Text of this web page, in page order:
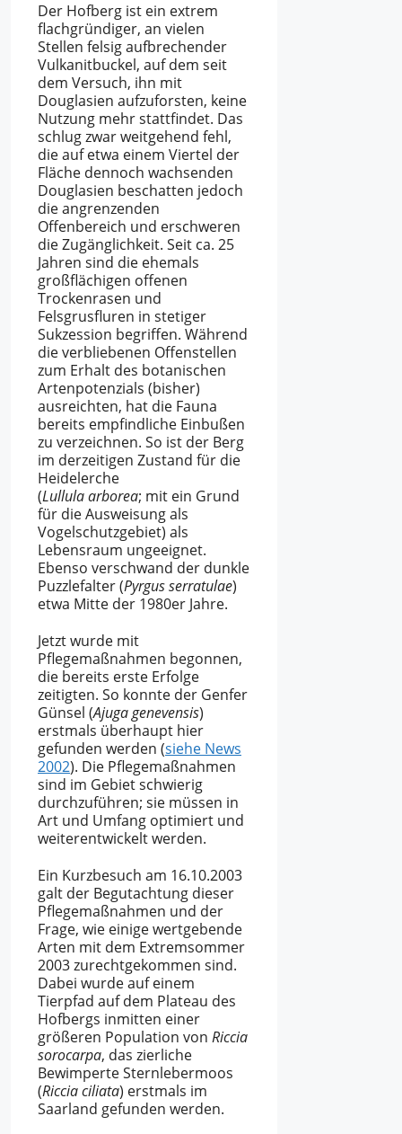
Der Hofberg ist ein extrem
flachgründiger, an vielen
Stellen felsig aufbrechender
Vulkanitbuckel, auf dem seit
dem Versuch, ihn mit
Douglasien aufzuforsten, keine
Nutzung mehr stattfindet. Das
schlug zwar weitgehend fehl,
die auf etwa einem Viertel der
Fläche dennoch wachsenden
Douglasien beschatten jedoch
die angrenzenden
Offenbereich und erschweren
die Zugänglichkeit. Seit ca. 25
Jahren sind die ehemals
großflächigen offenen
Trockenrasen und
Felsgrusfluren in stetiger
Sukzession begriffen. Während
die verbliebenen Offenstellen
zum Erhalt des botanischen
Artenpotenzials (bisher)
ausreichten, hat die Fauna
bereits empfindliche Einbußen
zu verzeichnen. So ist der Berg
im derzeitigen Zustand für die
Heidelerche
(Lullula arborea; mit ein Grund
für die Ausweisung als
Vogelschutzgebiet) als
Lebensraum ungeeignet.
Ebenso verschwand der dunkle
Puzzlefalter (Pyrgus serratulae)
etwa Mitte der 1980er Jahre.
Jetzt wurde mit
Pflegemaßnahmen begonnen,
die bereits erste Erfolge
zeitigten. So konnte der Genfer
Günsel (Ajugagenevensis)
erstmals überhaupt hier
gefunden werden (siehe News
2002). Die Pflegemaßnahmen
sind im Gebiet schwierig
durchzuführen; sie müssen in
Art und Umfang optimiert und
weiterentwickelt werden.
Ein Kurzbesuch am 16.10.2003
galt der Begutachtung dieser
Pflegemaßnahmen und der
Frage, wie einige wertgebende
Arten mit dem Extremsommer
2003 zurechtgekommen sind.
Dabei wurde auf einem
Tierpfad auf dem Plateau des
Hofbergs inmitten einer
größeren Population von Riccia
sorocarpa, das zierliche
Bewimperte Sternlebermoos
(Riccia ciliata) erstmals im
Saarland gefunden werden.